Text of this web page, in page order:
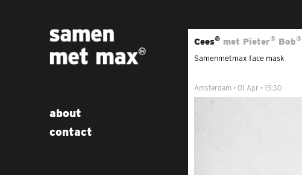
a
m
m
e
Cees® met Pieter® Bob®
Samenmetmax face mask
Amsterdam • 01 Apr • 15:30
about
contact